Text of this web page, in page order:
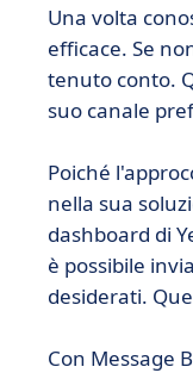
Una volta
efficace. Se
tenuto conto.
suo canale
Poiché
nella sua
dashboard di
è possibile
desiderati.
Con Message